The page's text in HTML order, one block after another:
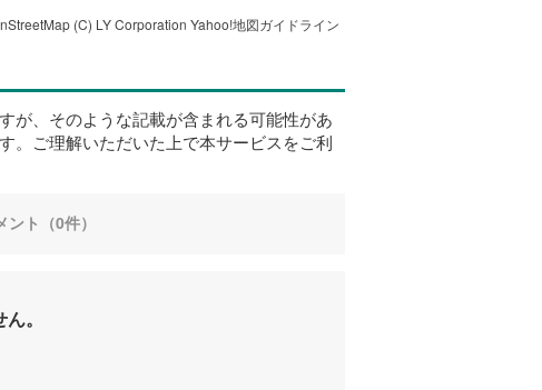
(C) LY Corporation Yahoo!地図ガイドライン
が、そのような記載が含まれる可能性があ
。ご理解いただいた上で本サービスをご利
ント（0件）
。